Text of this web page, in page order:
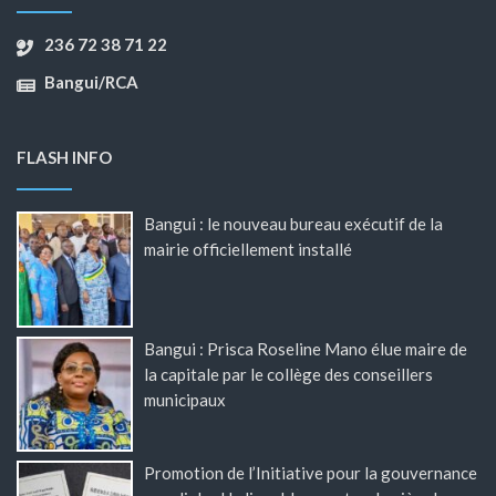
236 72 38 71 22
Bangui/RCA
FLASH INFO
Bangui : le nouveau bureau exécutif de la
mairie officiellement installé
Bangui : Prisca Roseline Mano élue maire de
la capitale par le collège des conseillers
municipaux
Promotion de l’Initiative pour la gouvernance